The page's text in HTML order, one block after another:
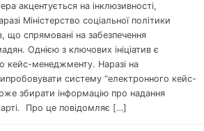
акцентується на інклюзивності,
Міністерство соціальної політики
що спрямовані на забезпечення
Однією з ключових ініціатив є
кейс-менеджменту. Наразі на
систему “електронного кейс-
збирати інформацію про надання
Про це повідомляє […]